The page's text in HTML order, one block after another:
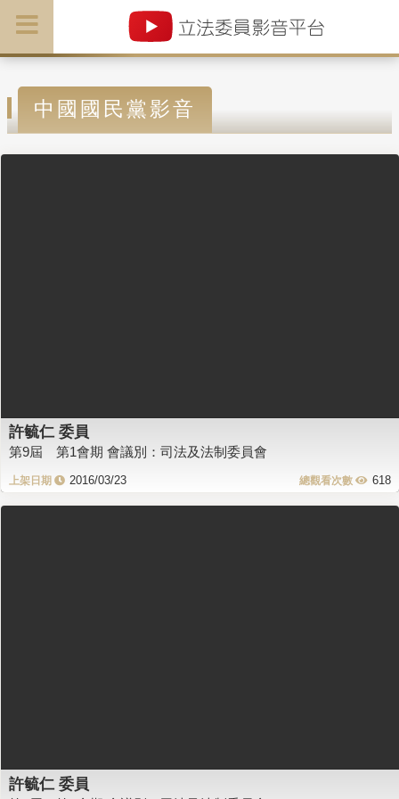
中國國民黨影音
許毓仁 委員
第9屆 第1會期 會議別：司法及法制委員會
2016/03/23 618
許毓仁 委員